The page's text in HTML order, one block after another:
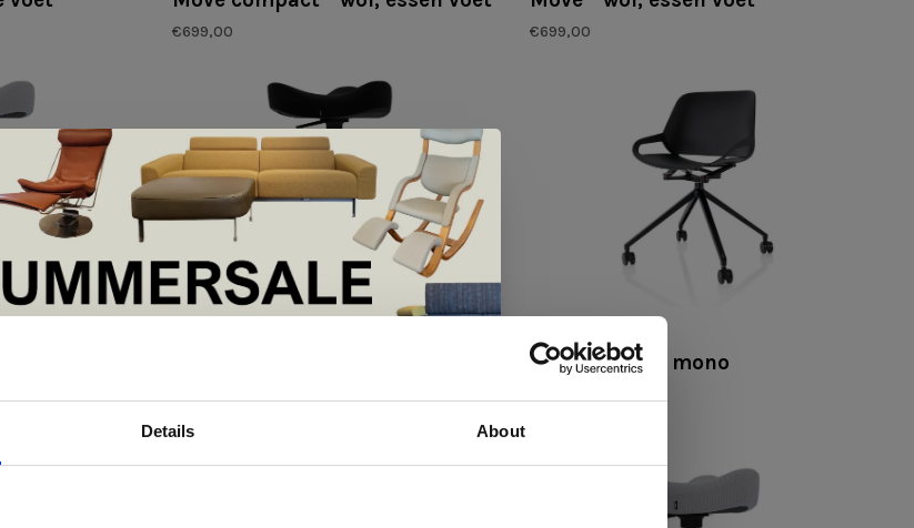
Details About
€699,00 €699,00
Aeris
Numo, wielen mono
Sale bij Snip Wonen+ is gestart!